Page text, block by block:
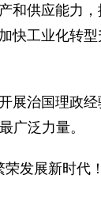
供应能力，
快工业化转
治国理政经
广泛力量。
发展新时代！